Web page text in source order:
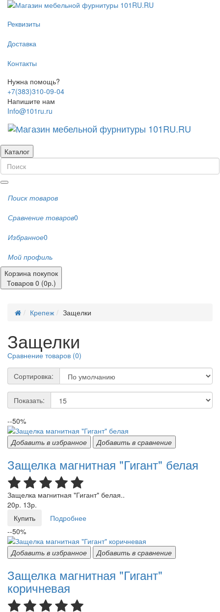
Реквизиты
Доставка
Контакты
Нужна помощь?
+7(383)310-09-04
Напишите нам
Info@101ru.ru
Каталог
Поиск товаров
Сравнение товаров0
Избранное0
Мой профиль
Корзина покупок
Товаров 0 (0р.)
Крепеж Защелки
Защелки
Сравнение товаров (0)
Сортировка:
Показать:
--50%
Добавить в избранное Добавить в сравнение
Защелка магнитная "Гигант" белая
Защелка магнитная "Гигант" белая..
20р. 13р.
Купить
Подробнее
--50%
Добавить в избранное Добавить в сравнение
Защелка магнитная "Гигант"
коричневая